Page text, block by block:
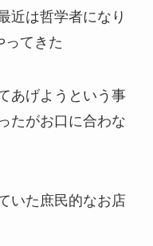
近は哲学者になり
ってきた
あげようという事
たがお口に合わな
いた庶民的なお店